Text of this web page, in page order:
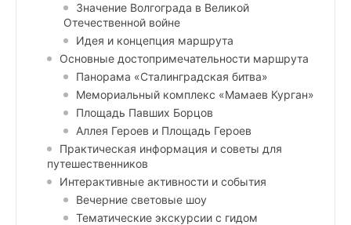
Значение Волгограда в Великой
Отечественной войне
Идея и концепция маршрута
Основные достопримечательности маршрута
Панорама «Сталинградская битва»
Мемориальный комплекс «Мамаев Курган»
Площадь Павших Борцов
Аллея Героев и Площадь Героев
Практическая информация и советы для
путешественников
Интерактивные активности и события
Вечерние световые шоу
Тематические экскурсии с гидом